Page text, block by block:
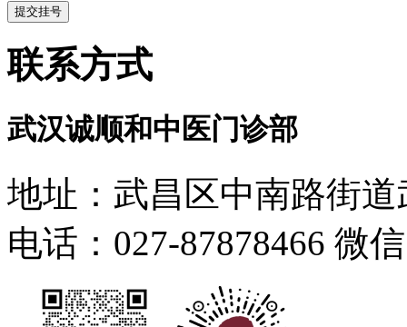
联系方式
武汉诚顺和中医门诊部
地址：武昌区中南路街
电话：027-87878466 微